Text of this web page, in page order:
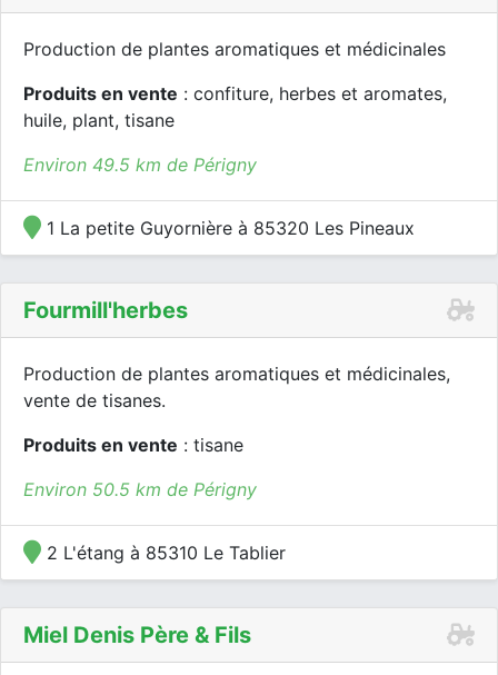
Production de plantes aromatiques et médicinales
Produits en vente : confiture, herbes et aromates,
huile, plant, tisane
Environ 49.5 km de Périgny
1 La petite Guyornière à 85320 Les Pineaux
Fourmill'herbes
Production de plantes aromatiques et médicinales,
vente de tisanes.
Produits en vente : tisane
Environ 50.5 km de Périgny
2 L'étang à 85310 Le Tablier
Miel Denis Père & Fils